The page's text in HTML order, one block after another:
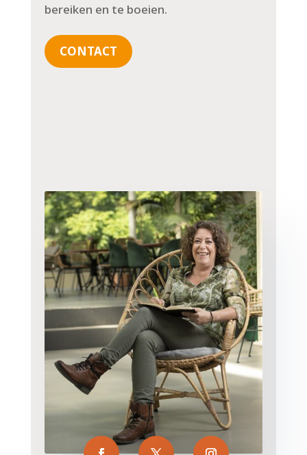
bereiken en te boeien.
CONTACT